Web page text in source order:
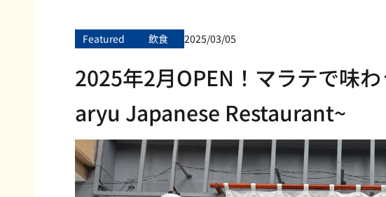
Featured 飲食 2025/03/05
2025年2月OPEN！マラテで味
aryu Japanese Restaurant~